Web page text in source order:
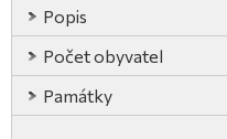
Popis
Počet obyvatel
Památky